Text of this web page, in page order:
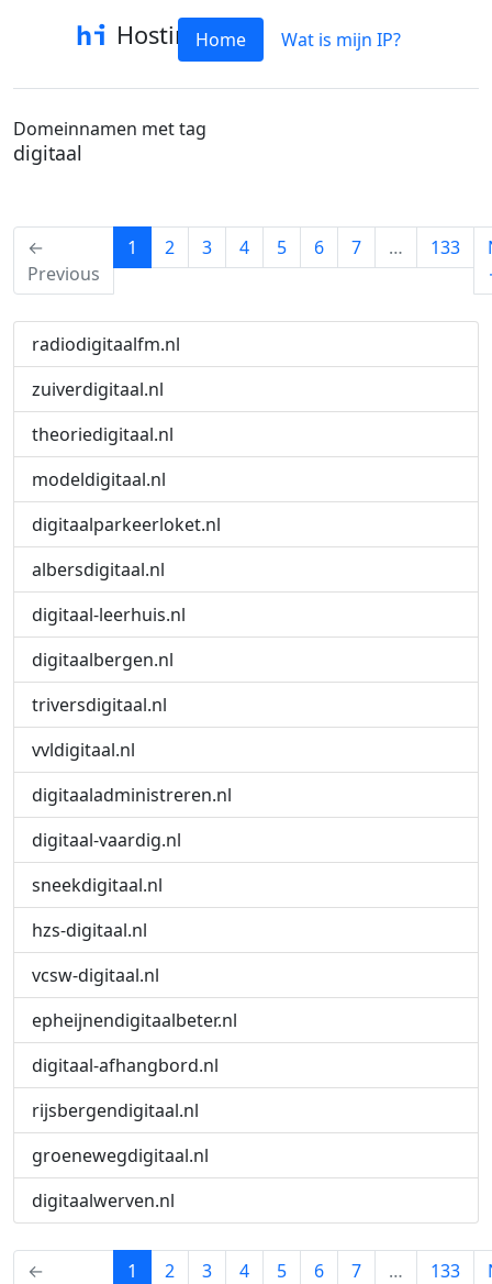
HostinfoHome Wat is mijn IP?
Domeinnamen met tag
digitaal
←
Previous
1 (current)
2 3 4 5 6 7 … 133
radiodigitaalfm.nl
zuiverdigitaal.nl
theoriedigitaal.nl
modeldigitaal.nl
digitaalparkeerloket.nl
albersdigitaal.nl
digitaal-leerhuis.nl
digitaalbergen.nl
triversdigitaal.nl
vvldigitaal.nl
digitaaladministreren.nl
digitaal-vaardig.nl
sneekdigitaal.nl
hzs-digitaal.nl
vcsw-digitaal.nl
epheijnendigitaalbeter.nl
digitaal-afhangbord.nl
rijsbergendigitaal.nl
groenewegdigitaal.nl
digitaalwerven.nl
←
1 (current)
2 3 4 5 6 7 … 133